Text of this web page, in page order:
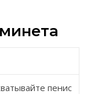
пенис